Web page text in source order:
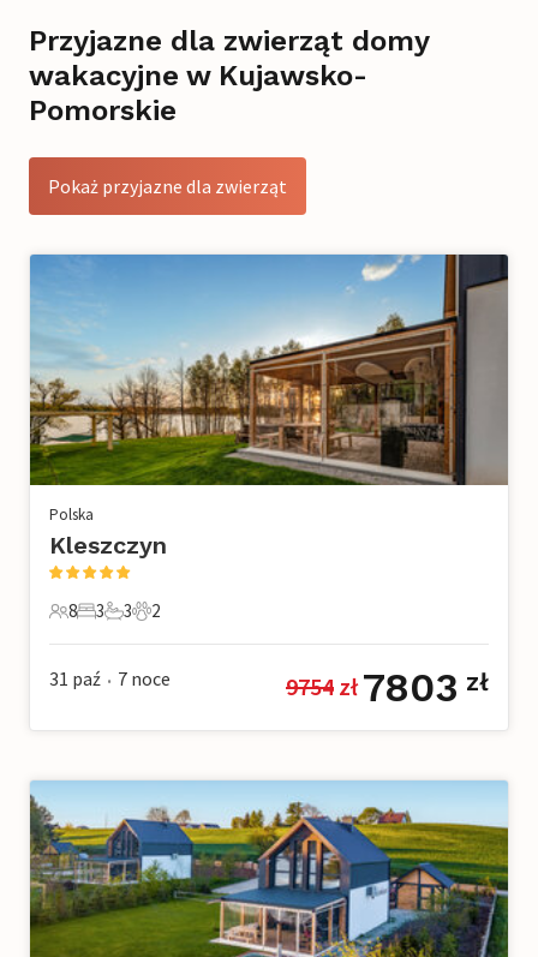
Przyjazne dla zwierząt domy
wakacyjne w Kujawsko-
Pomorskie
Pokaż przyjazne dla zwierząt
Polska
Kleszczyn
8 Goście
8
3 Sypialnie
3
3 Łazienki
3
2 Zwierzęta domowe
2
31 paź • 7 noce 9754 zł 7803 zł